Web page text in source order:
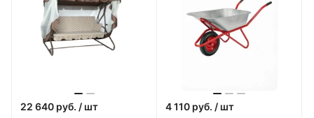
22 640 руб. / шт 4 110 руб. / шт